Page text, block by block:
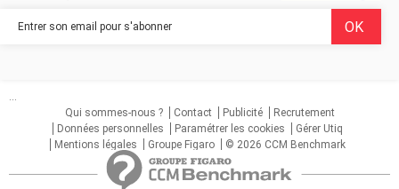
...
Qui sommes-nous ?
Contact Publicité
Recrutement
Données personnelles
Paramétrer les cookies
Gérer Utiq
Mentions légales
Groupe Figaro © 2026 CCM Benchmark